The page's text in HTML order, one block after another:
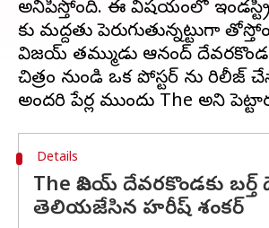
అనిపిస్తోంది. ఈ విషయంలో
కు మద్దతు పెరుగుతున్నట్టుగా
విజయ్ తమ్ముడు ఆనంద్ దేవరకొండ
చిత్రం నుండి ఒక పోస్టర్ ను రిలీజ్
Details
The విజయ్ దేవరకొండకు బర్త్
తెలియజేసిన హరీష్ శంకర్